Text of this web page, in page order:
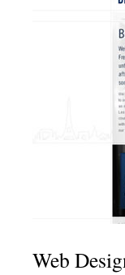
Web